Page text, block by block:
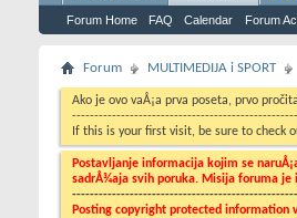
Forum Home FAQ Calendar Forum
Forum MULTIMEDIJA i SPORT
Ako je ovo vaÅ¡a prva poseta, prvo
---------------------------------------------------
If this is your first visit, be sure to check
Postavljanje informacija kojim se
sadrÅ¾aja svih poruka. Misija foruma je
---------------------------------------------------
Posting copyright protected